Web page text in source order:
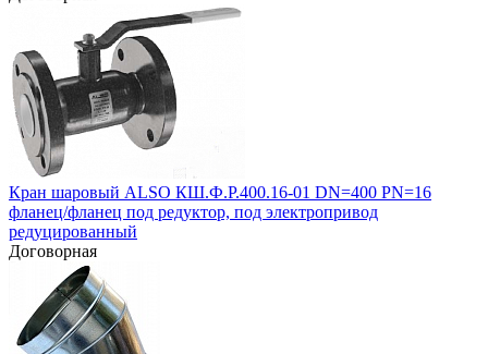
Кран шаровый ALSO КШ.Ф.Р.400.16-01 DN=400 PN=16
фланец/фланец под редуктор, под электропривод
редуцированный
Договорная